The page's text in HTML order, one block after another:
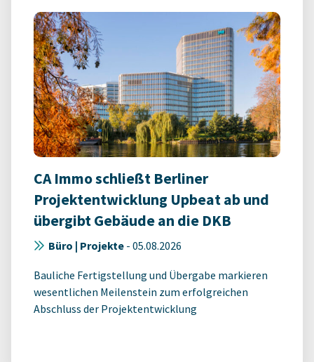
CA Immo schließt Berliner
Projektentwicklung Upbeat ab und
übergibt Gebäude an die DKB
Büro | Projekte - 05.08.2026
Bauliche Fertigstellung und Übergabe markieren
wesentlichen Meilenstein zum erfolgreichen
Abschluss der Projektentwicklung